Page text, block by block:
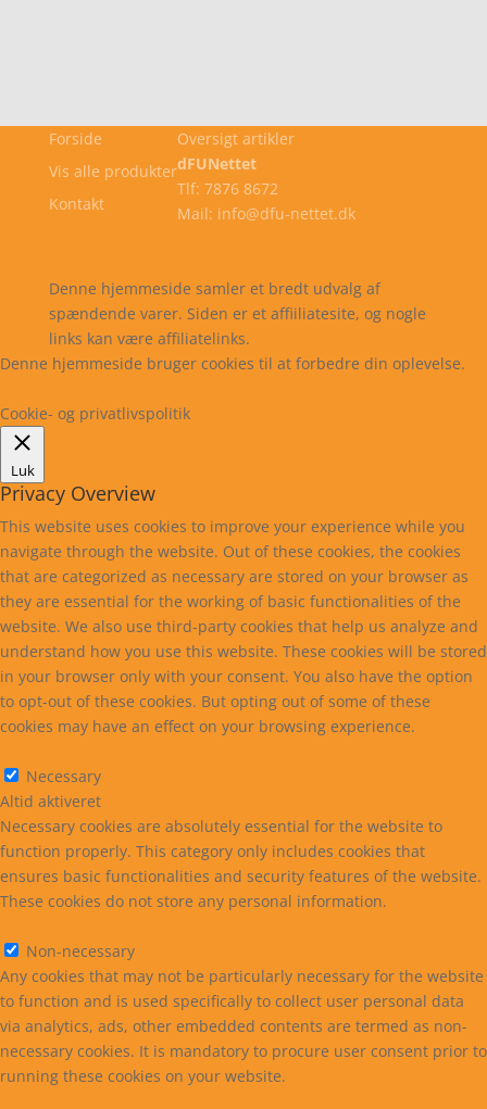
Forside
Vis alle produkter
Kontakt
Oversigt artikler
dFUNettet
Tlf: 7876 8672
Mail: info@dfu-nettet.dk
Denne hjemmeside samler et bredt udvalg af
spændende varer. Siden er et affiiliatesite, og nogle
links kan være affiliatelinks.
Denne hjemmeside bruger cookies til at forbedre din oplevelse.
Cookie- og privatlivspolitik
Luk
Privacy Overview
This website uses cookies to improve your experience while you
navigate through the website. Out of these cookies, the cookies
that are categorized as necessary are stored on your browser as
they are essential for the working of basic functionalities of the
website. We also use third-party cookies that help us analyze and
understand how you use this website. These cookies will be stored
in your browser only with your consent. You also have the option
to opt-out of these cookies. But opting out of some of these
cookies may have an effect on your browsing experience.
Necessary
Altid aktiveret
Necessary cookies are absolutely essential for the website to
function properly. This category only includes cookies that
ensures basic functionalities and security features of the website.
These cookies do not store any personal information.
Non-necessary
Any cookies that may not be particularly necessary for the website
to function and is used specifically to collect user personal data
via analytics, ads, other embedded contents are termed as non-
necessary cookies. It is mandatory to procure user consent prior to
running these cookies on your website.